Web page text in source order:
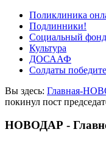
Поликлиника
Подлинники!
Социальный фонд
Культура
ДОСААФ
Солдаты
Вы здесь: Главная-
покинул пост
НОВОДАР -